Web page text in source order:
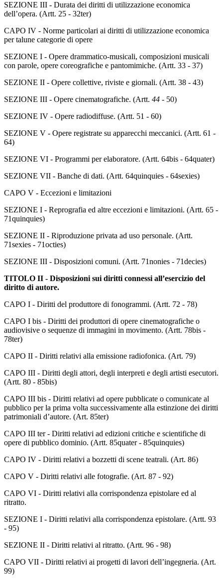
SEZIONE III - Durata dei diritti di utilizzazione economica
dell’opera. (Artt. 25 - 32ter)
CAPO IV - Norme particolari ai diritti di utilizzazione economica
per talune categorie di opere
SEZIONE I - Opere drammatico-musicali, composizioni musicali
con parole, opere coreografiche e pantomimiche. (Artt. 33 - 37)
SEZIONE II - Opere collettive, riviste e giornali. (Artt. 38 - 43)
SEZIONE III - Opere cinematografiche. (Artt. 44 - 50)
SEZIONE IV - Opere radiodiffuse. (Artt. 51 - 60)
SEZIONE V - Opere registrate su apparecchi meccanici. (Artt. 61 -
64)
SEZIONE VI - Programmi per elaboratore. (Artt. 64bis - 64quater)
SEZIONE VII - Banche di dati. (Artt. 64quinquies - 64sexies)
CAPO V - Eccezioni e limitazioni
SEZIONE I - Reprografia ed altre eccezioni e limitazioni. (Artt. 65 -
71quinquies)
SEZIONE II - Riproduzione privata ad uso personale. (Artt.
71sexies - 71octies)
SEZIONE III - Disposizioni comuni. (Artt. 71nonies - 71decies)
TITOLO II - Disposizioni sui diritti connessi all’esercizio del
diritto di autore.
CAPO I - Diritti del produttore di fonogrammi. (Artt. 72 - 78)
CAPO I bis - Diritti dei produttori di opere cinematografiche o
audiovisive o sequenze di immagini in movimento. (Artt. 78bis -
78ter)
CAPO II - Diritti relativi alla emissione radiofonica. (Art. 79)
CAPO III - Diritti degli attori, degli interpreti e degli artisti esecutori.
(Artt. 80 - 85bis)
CAPO III bis - Diritti relativi ad opere pubblicate o comunicate al
pubblico per la prima volta successivamente alla estinzione dei diritti
patrimoniali d’autore. (Art. 85ter)
CAPO III ter - Diritti relativi ad edizioni critiche e scientifiche di
opere di pubblico dominio. (Artt. 85quater - 85quinquies)
CAPO IV - Diritti relativi a bozzetti di scene teatrali. (Art. 86)
CAPO V - Diritti relativi alle fotografie. (Art. 87 - 92)
CAPO VI - Diritti relativi alla corrispondenza epistolare ed al
ritratto.
SEZIONE I - Diritti relativi alla corrispondenza epistolare. (Artt. 93
- 95)
SEZIONE II - Diritti relativi al ritratto. (Artt. 96 - 98)
CAPO VII - Diritti relativi ai progetti di lavori dell’ingegneria. (Art.
99)